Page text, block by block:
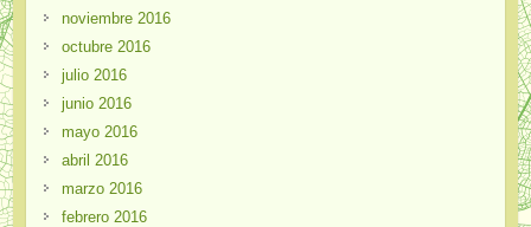
noviembre 2016
octubre 2016
julio 2016
junio 2016
mayo 2016
abril 2016
marzo 2016
febrero 2016